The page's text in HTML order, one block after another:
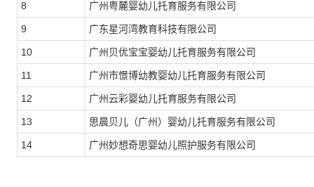
8 广州粤麓婴幼儿托育服务有限公司
9 广东星河湾教育科技有限公司
10 广州贝优宝宝婴幼儿托育服务有限公司
11 广州市憬博幼教婴幼儿托育服务有限公司
12 广州云彩婴幼儿托育服务有限公司
13 思晨贝儿（广州）婴幼儿托育服务有限公司
14 广州妙想奇思婴幼儿照护服务有限公司